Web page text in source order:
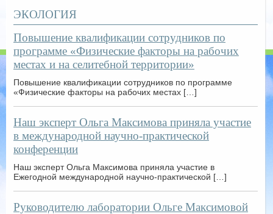
ЭКОЛОГИЯ
Повышение квалификации сотрудников по
программе «Физические факторы на рабочих
местах и на селитебной территории»
Повышение квалификации сотрудников по программе
«Физические факторы на рабочих местах […]
Наш эксперт Ольга Максимова приняла участие
в международной научно-практической
конференции
Наш эксперт Ольга Максимова приняла участие в
Ежегодной международной научно-практической […]
Руководителю лаборатории Ольге Максимовой